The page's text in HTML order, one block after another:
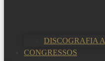
DISCOGRAFIA
CONGRESSOS